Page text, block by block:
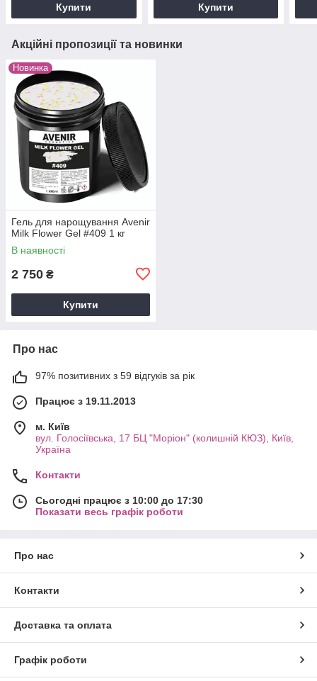
Купити Купити
Акційні пропозиції та новинки
Новинка
Гель для нарощування Avenir
Milk Flower Gel #409 1 кг
В наявності
2 750 ₴
Купити
Про нас
97% позитивних з 59 відгуків за рік
Працює з 19.11.2013
м. Київ
вул. Голосіївська, 17 БЦ "Моріон" (колишній КЮЗ), Київ,
Україна
Контакти
Сьогодні працює з 10:00 до 17:30
Показати весь графік роботи
Про нас
Контакти
Доставка та оплата
Графік роботи